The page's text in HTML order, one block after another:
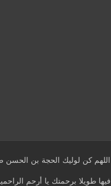
اللهم كن لوليك الحجة بن الحسن
فيها طويلا برحمتك يا أرحم